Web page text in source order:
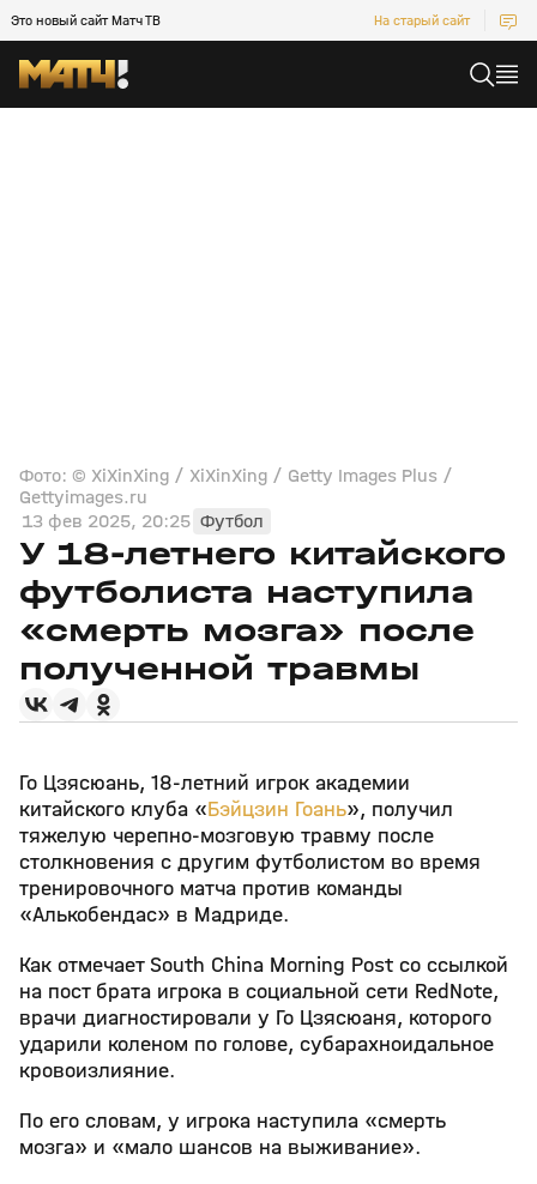
Это новый сайт Матч ТВ На старый сайт
Фото: © XiXinXing / XiXinXing / Getty Images Plus /
Gettyimages.ru
13 фев 2025, 20:25 Футбол
У 18‑летнего китайского
футболиста наступила
«смерть мозга» после
полученной травмы
Го Цзясюань, 18‑летний игрок академии
китайского клуба «Бэйцзин Гоань», получил
тяжелую черепно‑мозговую травму после
столкновения с другим футболистом во время
тренировочного матча против команды
«Алькобендас» в Мадриде.
Как отмечает South China Morning Post со ссылкой
на пост брата игрока в социальной сети RedNote,
врачи диагностировали у Го Цзясюаня, которого
ударили коленом по голове, субарахноидальное
кровоизлияние.
По его словам, у игрока наступила «смерть
мозга» и «мало шансов на выживание».